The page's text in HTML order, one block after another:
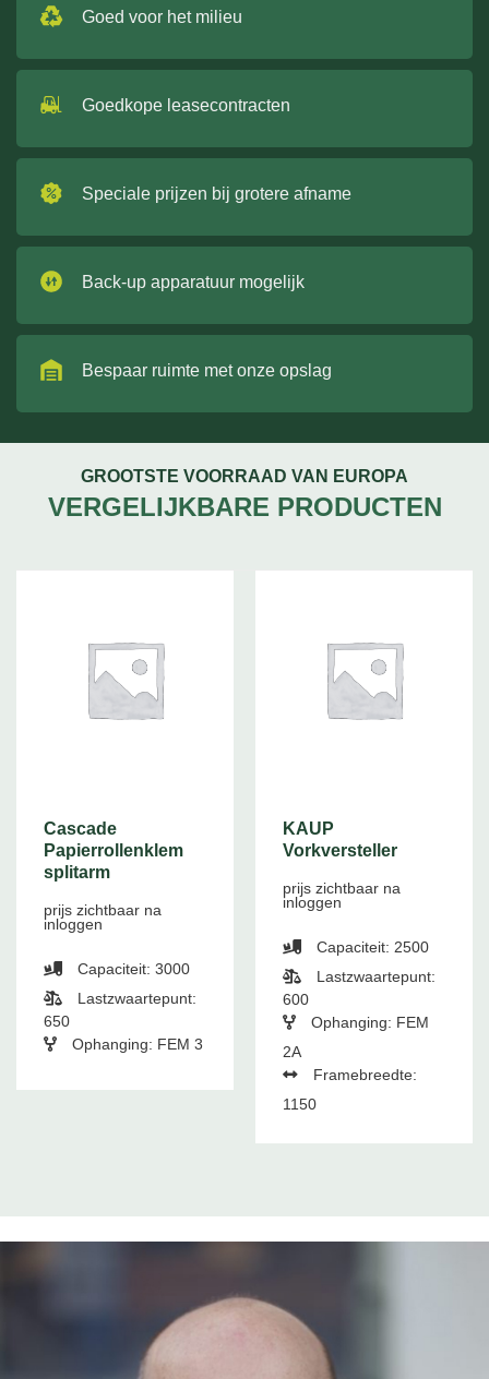
Goed voor het milieu
Goedkope leasecontracten
Speciale prijzen bij grotere afname
Back-up apparatuur mogelijk
Bespaar ruimte met onze opslag
GROOTSTE VOORRAAD VAN EUROPA
VERGELIJKBARE PRODUCTEN
Cascade
Papierrollenklem
splitarm
prijs zichtbaar na
inloggen
Capaciteit: 3000
Lastzwaartepunt:
650
Ophanging: FEM 3
KAUP
Vorkversteller
prijs zichtbaar na
inloggen
Capaciteit: 2500
Lastzwaartepunt:
600
Ophanging: FEM
2A
Framebreedte:
1150